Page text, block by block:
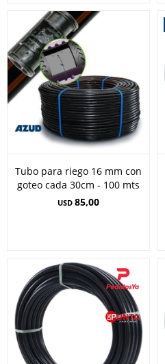
Tubo para riego 16 mm con
goteo cada 30cm - 100 mts
USD 85,00